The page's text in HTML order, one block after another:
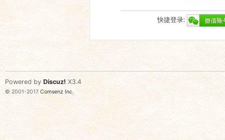
快捷登录:
Powered by Discuz! X3.4
© 2001-2017 Comsenz Inc.